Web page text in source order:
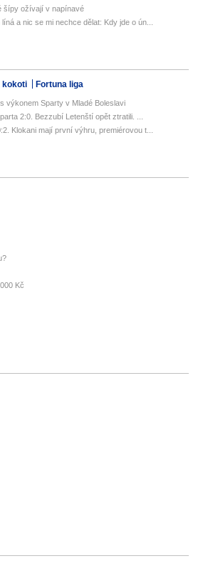
šípy ožívají v napínavé
a nic se mi nechce dělat: Kdy jde o ún...
kokoti Fortuna liga
výkonem Sparty v Mladé Boleslavi
2:0. Bezzubí Letenští opět ztratili. ...
Klokani mají první výhru, premiérovou t...
Kč